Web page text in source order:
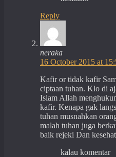
Reply
neraka
16 October 2015 at
Kafir or tidak kafir
ciptaan tuhan. Klo di
Islam Allah
kafir. Kenapa gak
tuhan musnahkan
malah tuhan juga
baik rejeki Dan
kalau komentar